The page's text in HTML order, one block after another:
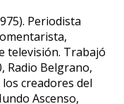
Periodista
televisión. Trabajó
Radio Belgrano,
creadores del
Ascenso,